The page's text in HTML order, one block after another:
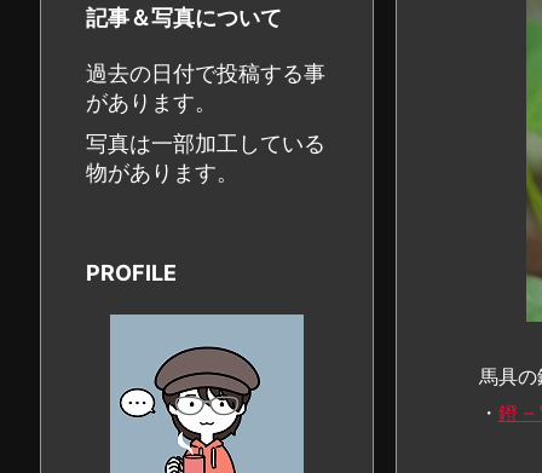
馬具
・ 鐙 –
記事＆写真について
過去の日付で投稿する事
があります。
写真は一部加工している
物があります。
PROFILE